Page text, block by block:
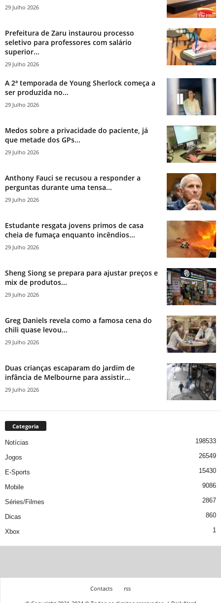
29 Julho 2026
Prefeitura de Zaru instaurou processo
seletivo para professores com salário
superior...
29 Julho 2026
A 2ª temporada de Young Sherlock começa a
ser produzida no...
29 Julho 2026
Medos sobre a privacidade do paciente, já
que metade dos GPs...
29 Julho 2026
Anthony Fauci se recusou a responder a
perguntas durante uma tensa...
29 Julho 2026
Estudante resgata jovens primos de casa
cheia de fumaça enquanto incêndios...
29 Julho 2026
Sheng Siong se prepara para ajustar preços e
mix de produtos...
29 Julho 2026
Greg Daniels revela como a famosa cena do
chili quase levou...
29 Julho 2026
Duas crianças escaparam do jardim de
infância de Melbourne para assistir...
29 Julho 2026
Categoria
Notícias 198533
Jogos 26549
E-Sports 15430
Mobile 9086
Séries/Filmes 2867
Dicas 860
Xbox 1
Contacts
rss